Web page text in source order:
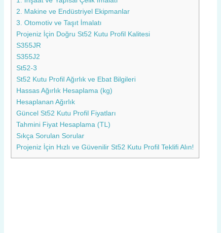
2. Makine ve Endüstriyel Ekipmanlar
3. Otomotiv ve Taşıt İmalatı
Projeniz İçin Doğru St52 Kutu Profil Kalitesi
S355JR
S355J2
St52-3
St52 Kutu Profil Ağırlık ve Ebat Bilgileri
Hassas Ağırlık Hesaplama (kg)
Hesaplanan Ağırlık
Güncel St52 Kutu Profil Fiyatları
Tahmini Fiyat Hesaplama (TL)
Sıkça Sorulan Sorular
Projeniz İçin Hızlı ve Güvenilir St52 Kutu Profil Teklifi Alın!